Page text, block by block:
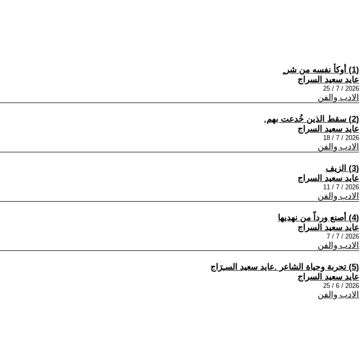
(1) أوكأ نفسه من شر ٍ
عايد سعيد السراج
2026 / 7 / 25
الادب والفن
(2) سقط الذين خُدعت بهم.
عايد سعيد السراج
2026 / 7 / 18
الادب والفن
(3) الزيف
عايد سعيد السراج
2026 / 7 / 11
الادب والفن
(4) أصنع ورداً من نهديها
عايد سعيد السراج
2026 / 7 / 7
الادب والفن
(5) تجربة وحياة الشاعر .عايد سعيد السـِرَاج
عايد سعيد السراج
2026 / 6 / 25
الادب والفن